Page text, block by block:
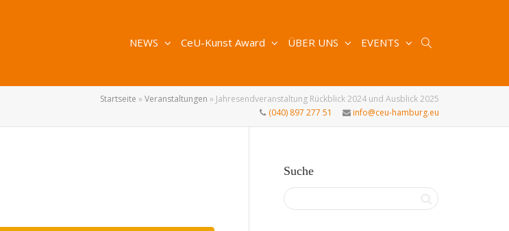
NEWS CeU-Kunst Award ÜBER UNS EVENTS
Startseite » Veranstaltungen » Jahresendveranstaltung Rückblick 2024 und Ausblick 2025
(040) 897 277 51
info@ceu-hamburg.eu
Suche